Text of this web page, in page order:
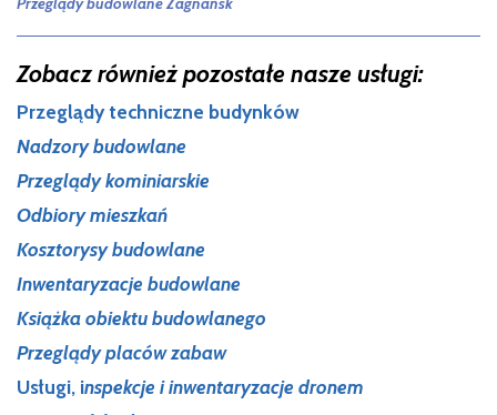
Zobacz również pozostałe nasze usługi:
Przeglądy techniczne budynków
Nadzory budowlane
Przeglądy kominiarskie
Odbiory mieszkań
Kosztorysy budowlane
Inwentaryzacje budowlane
Książka obiektu budowlanego
Przeglądy placów zabaw
Usługi, inspekcje i inwentaryzacje dronem